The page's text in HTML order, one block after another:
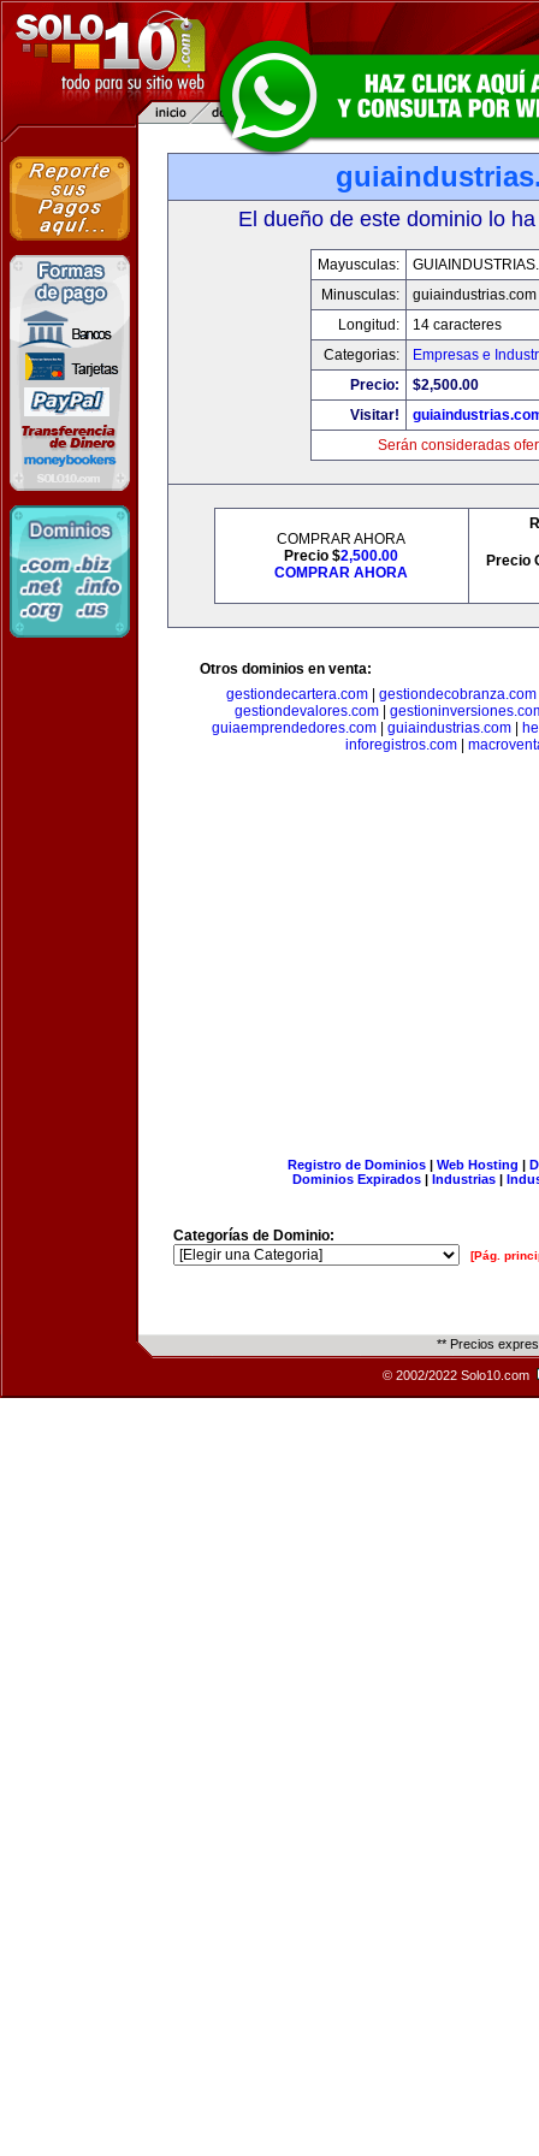
El dueño de este dominio lo
Mayusculas:
Minusculas:
guiaindustrias.com
Longitud:
14 caracteres
Categorias:
Empresas e
Precio:
$2,500.00
Visitar!
Serán consideradas
COMPRAR AHORA
Precio $2,500.00
COMPRAR AHORA
Precio
Otros dominios en venta:
gestiondecartera.com| gestiondecobranza.com
gestiondevalores.com|
guiaemprendedores.com
guiaindustrias.com
inforegistros.com
Registro de Dominios| Web Hosting |
Dominios Expirados | Industrias |
Categorías de Dominio:
[Pág.
** Precios
© 2002/2022 Solo10.com